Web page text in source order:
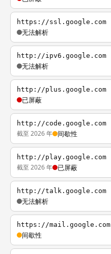
https://ssl.google.com
无法解析
http://ipv6.google.com
无法解析
http://plus.google.com
已屏蔽
http://code.google.com
截至 2026 年 间歇性
http://play.google.com
截至 2026 年 已屏蔽
http://talk.google.com
无法解析
https://mail.google.com
间歇性